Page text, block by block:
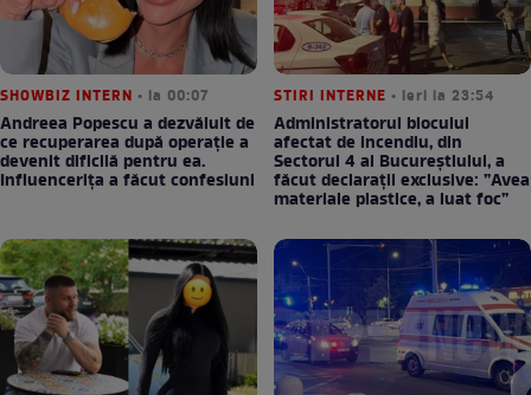
SHOWBIZ INTERN • la 00:07
Andreea Popescu a dezvăluit de
ce recuperarea după operație a
devenit dificilă pentru ea.
Influencerița a făcut confesiuni
STIRI INTERNE • ieri la 23:54
Administratorul blocului
afectat de incendiu, din
Sectorul 4 al Bucureștiului, a
făcut declarații exclusive: ”Avea
materiale plastice, a luat foc”